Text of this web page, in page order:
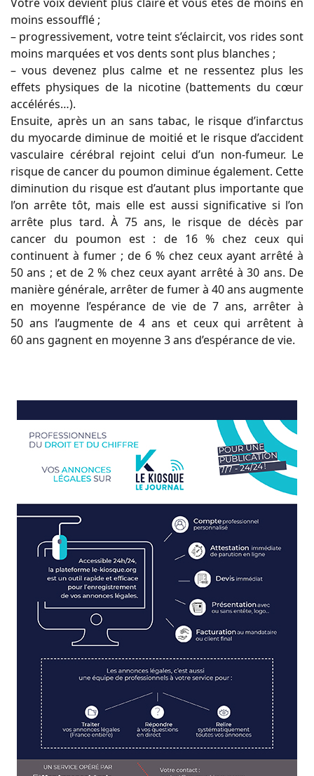
moins essoufflé ;
– progressivement, votre teint s’éclaircit, vos rides sont
moins marquées et vos dents sont plus blanches ;
– vous devenez plus calme et ne ressentez plus les
effets physiques de la nicotine (battements du cœur
accélérés…).
Ensuite, après un an sans tabac, le risque d’infarctus
du myocarde diminue de moitié et le risque d’accident
vasculaire cérébral rejoint celui d’un non-fumeur. Le
risque de cancer du poumon diminue également. Cette
diminution du risque est d’autant plus importante que
l’on arrête tôt, mais elle est aussi significative si l’on
arrête plus tard. À 75 ans, le risque de décès par
cancer du poumon est : de 16 % chez ceux qui
continuent à fumer ; de 6 % chez ceux ayant arrêté à
50 ans ; et de 2 % chez ceux ayant arrêté à 30 ans. De
manière générale, arrêter de fumer à 40 ans augmente
en moyenne l’espérance de vie de 7 ans, arrêter à
50 ans l’augmente de 4 ans et ceux qui arrêtent à
60 ans gagnent en moyenne 3 ans d’espérance de vie.